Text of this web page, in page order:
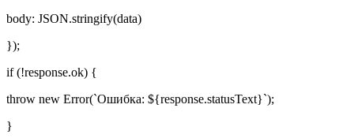
body: JSON.stringify(data)
});
if (!response.ok) {
throw new Error(`Ошибка: ${response.statusText}`);
}